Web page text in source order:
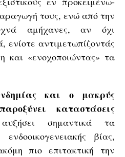
τους, ενώ από την
αμήχανες, αν όχι
ενίοτε αντιμετωπίζοντάς
«ενοχοποιώντας» τα
και ο μακρύς
καταστάσεις
σημαντικά τα
βίας,
πιο επιτακτική την